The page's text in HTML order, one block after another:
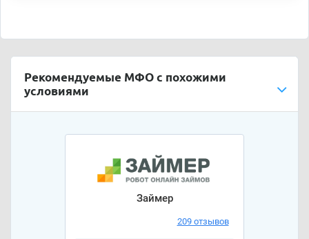
Рекомендуемые МФО с похожими
условиями
Займер
209 отзывов